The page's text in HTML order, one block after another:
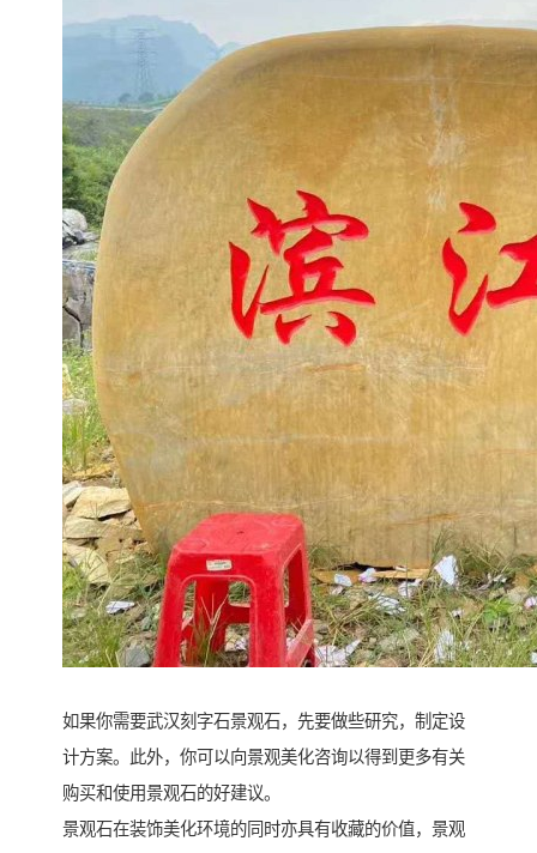
如果你需要武汉刻字石景观石，先要做些研究，制定设
计方案。此外，你可以向景观美化咨询以得到更多有关
购买和使用景观石的好建议。
景观石在装饰美化环境的同时亦具有收藏的价值，景观